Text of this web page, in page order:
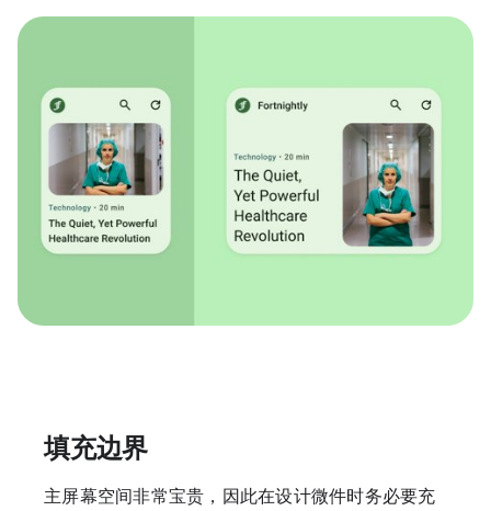
填充边界
主屏幕空间非常宝贵，因此在设计微件时务必要充